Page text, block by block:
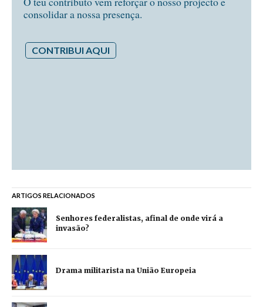
consolidar a nossa presença.
CONTRIBUI AQUI
ARTIGOS RELACIONADOS
Senhores federalistas, afinal de onde virá a
invasão?
Drama militarista na União Europeia